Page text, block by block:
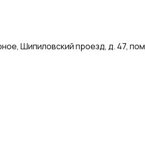
Шипиловский проезд, д. 47,